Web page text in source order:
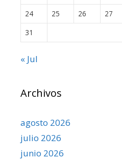
24
25 26 27
31
« Jul
Archivos
agosto 2026
julio 2026
junio 2026